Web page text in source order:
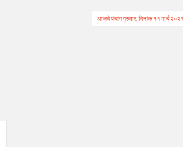
आजचे पंचांग गुरुवार, दिनांक ११ मार्च